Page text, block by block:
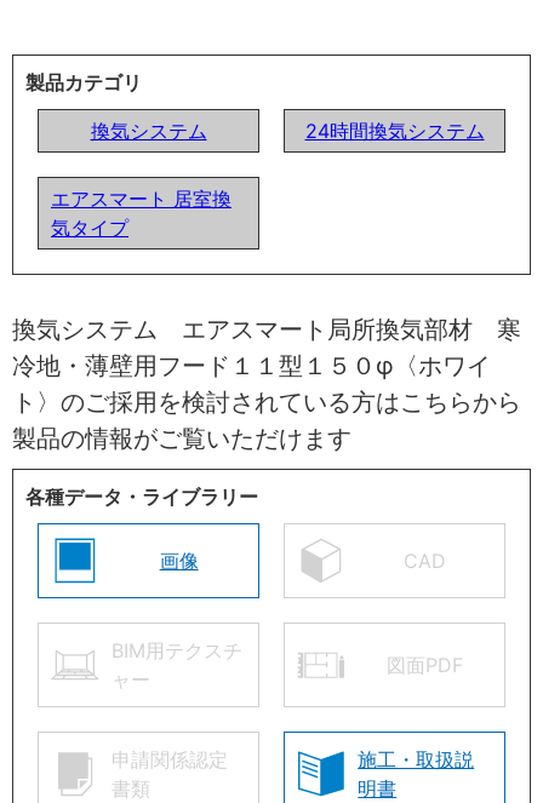
製品カテゴリ
換気システム
24時間換気システム
エアスマート 居室換
気タイプ
換気システム エアスマート局所換気部材 寒
冷地・薄壁用フード１１型１５０φ〈ホワイ
ト〉のご採用を検討されている方はこちらから
製品の情報がご覧いただけます
各種データ・ライブラリー
画像 CAD
BIM用テクスチ
ャー
図面PDF
申請関係認定
書類
施工・取扱説
明書